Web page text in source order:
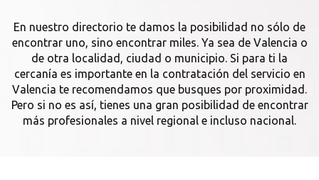
En nuestro directorio te damos la posibilidad no sólo de
encontrar uno, sino encontrar miles. Ya sea de Valencia o
de otra localidad, ciudad o municipio. Si para ti la
cercanía es importante en la contratación del servicio en
Valencia te recomendamos que busques por proximidad.
Pero si no es así, tienes una gran posibilidad de encontrar
más profesionales a nivel regional e incluso nacional.